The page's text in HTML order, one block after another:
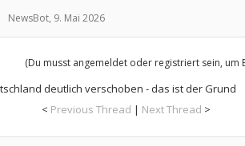
NewsBot, 9. Mai 2026
(Du musst angemeldet oder registriert sein, um
deutlich verschoben - das ist der Grund
< Previous Thread | Next Thread >